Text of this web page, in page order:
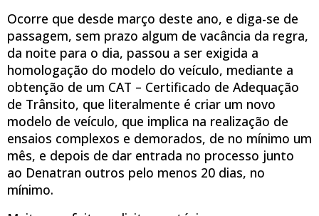
Ocorre que desde março deste ano, e diga-se de
passagem, sem prazo algum de vacância da regra,
da noite para o dia, passou a ser exigida a
homologação do modelo do veículo, mediante a
obtenção de um CAT – Certificado de Adequação
de Trânsito, que literalmente é criar um novo
modelo de veículo, que implica na realização de
ensaios complexos e demorados, de no mínimo um
mês, e depois de dar entrada no processo junto
ao Denatran outros pelo menos 20 dias, no
mínimo.